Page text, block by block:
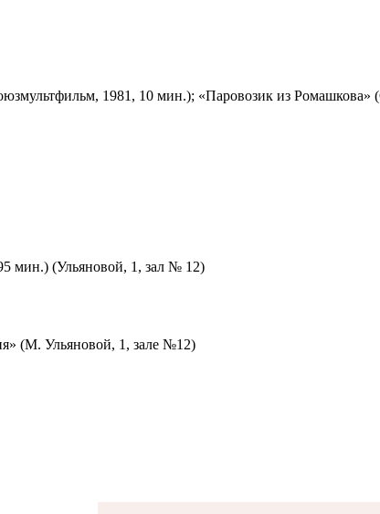
1981, 10 мин.); «Паровозик из Ромашкова»
мин.) (Ульяновой, 1, зал № 12)
(М. Ульяновой, 1, зале №12)